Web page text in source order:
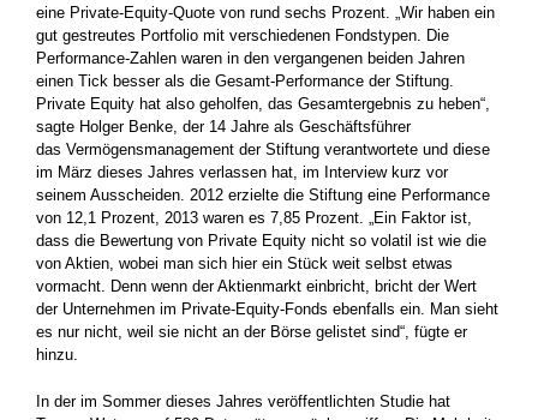
eine Private-Equity-Quote von rund sechs Prozent. „Wir haben ein
gut gestreutes Portfolio mit verschiedenen Fondstypen. Die
Performance-Zahlen waren in den vergangenen beiden Jahren
einen Tick besser als die Gesamt-Performance der Stiftung.
Private Equity hat also geholfen, das Gesamtergebnis zu heben“,
sagte Holger Benke, der 14 Jahre als Geschäftsführer
das Vermögensmanagement der Stiftung verantwortete und diese
im März dieses Jahres verlassen hat, im Interview kurz vor
seinem Ausscheiden. 2012 erzielte die Stiftung eine Performance
von 12,1 Prozent, 2013 waren es 7,85 Prozent. „Ein Faktor ist,
dass die Bewertung von Private Equity nicht so volatil ist wie die
von Aktien, wobei man sich hier ein Stück weit selbst etwas
vormacht. Denn wenn der Aktienmarkt einbricht, bricht der Wert
der Unternehmen im Private-Equity-Fonds ebenfalls ein. Man sieht
es nur nicht, weil sie nicht an der Börse gelistet sind“, fügte er
hinzu.
In der im Sommer dieses Jahres veröffentlichten Studie hat